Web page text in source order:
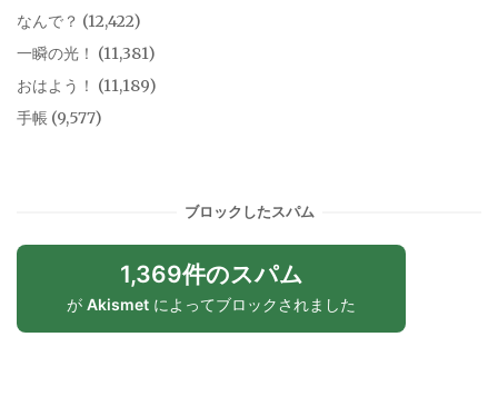
なんで？ (12,422)
一瞬の光！ (11,381)
おはよう！ (11,189)
手帳 (9,577)
ブロックしたスパム
1,369件のスパム
が Akismet によってブロックされました